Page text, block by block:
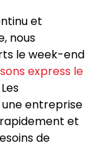
et
nous
le week-end
express le
entreprise
et
de